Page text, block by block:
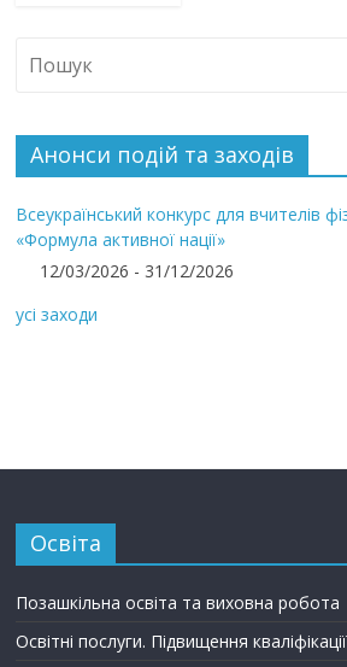
Анонси подій та заходів
Всеукраїнський конкурс для вчителів
«Формула активної нації»
12/03/2026 - 31/12/2026
усі заходи
Освіта
Позашкільна освіта та виховна робота
Освітні послуги. Підвищення кваліфікації